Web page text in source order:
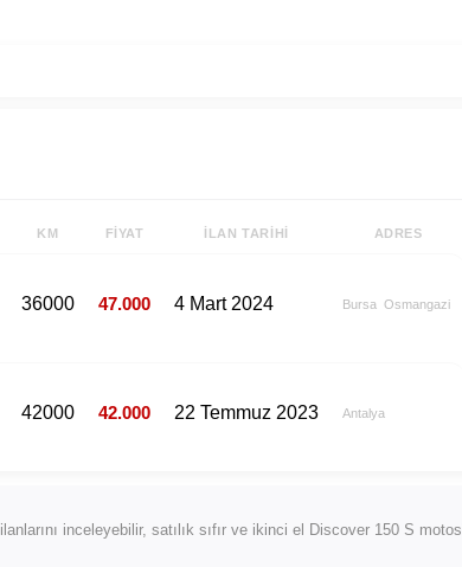
KM FIYAT İLAN TARIHI ADRES
36000 47.000 4 Mart 2024 Bursa Osmangazi
42000 42.000 22 Temmuz 2023 Antalya
ilanlarını inceleyebilir, satılık sıfır ve ikinci el Discover 150 S